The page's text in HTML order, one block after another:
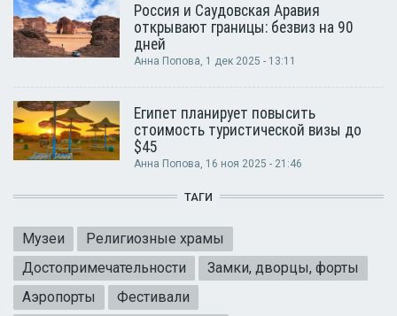
Россия и Саудовская Аравия
открывают границы: безвиз на 90
дней
Анна Попова, 1 дек 2025 - 13:11
Египет планирует повысить
стоимость туристической визы до
$45
Анна Попова, 16 ноя 2025 - 21:46
ТАГИ
Музеи
Религиозные храмы
Достопримечательности
Замки, дворцы, форты
Аэропорты
Фестивали